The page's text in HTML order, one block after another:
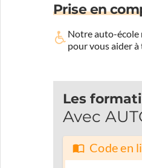
Prise en
Notre auto-école
pour vous aider
Les
Avec
Code en